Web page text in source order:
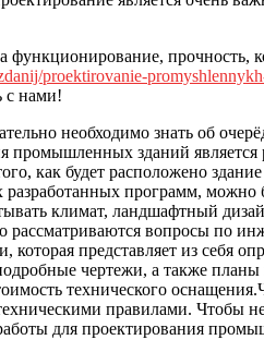
функционирование,
proektirovanie-
с нами!
необходимо знать об
промышленных зданий
как будет расположено
программ, можно
климат, ландшафтный
рассматриваются вопросы по
которая представляет из себя
чертежи, а также
технического
правилами. Чтобы
для проектирования